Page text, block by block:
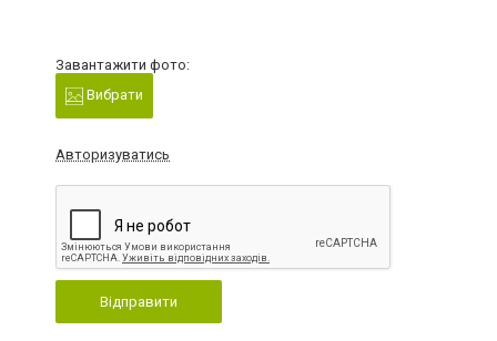
Завантажити фото:
Вибрати
Авторизуватись
Відправити